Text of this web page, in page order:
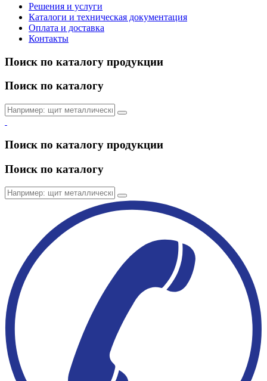
Решения и услуги
Каталоги и техническая документация
Оплата и доставка
Контакты
Поиск по каталогу продукции
Поиск по каталогу
Поиск по каталогу продукции
Поиск по каталогу